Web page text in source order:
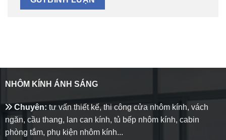
NHÔM KÍNH ÁNH SÁNG
Chuyên: tư vấn thiết kế, thi công cửa nhôm kính, vách
ngăn, cầu thang, lan can kính, tủ bếp nhôm kính, cabin
phòng tắm, phụ kiện nhôm kính...